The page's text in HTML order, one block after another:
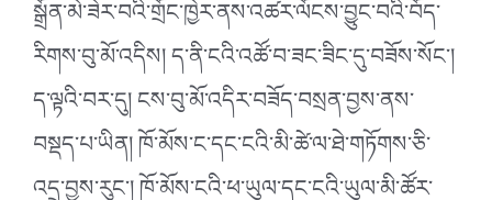
སྒྲོན་མེ་ཟེར་བའི་གྲོང་ཁྱེར་ནས་འཚར་ལོངས་བྱུང་བའི་བོད་
རིགས་བུ་མོ་འདིས། ད་ནི་ངའི་འཚོ་བ་ཟང་ཟིང་དུ་བཟོས་སོང་།
ད་ལྟའི་བར་དུ། ངས་བུ་མོ་འདིར་བཟོད་བསྲན་བྱས་ནས་
བསྡད་པ་ཡིན། ཁོ་མོས་ང་དང་ངའི་མི་ཚེ་ལ་ཐེ་གཏོགས་ཅི་